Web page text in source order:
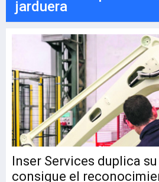
jarduera
Inser Services duplica
consigue el